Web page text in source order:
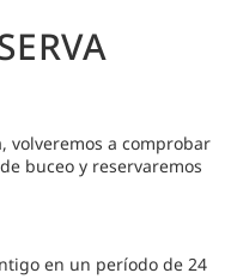
volveremos a comprobar
buceo y reservaremos
en un período de 24